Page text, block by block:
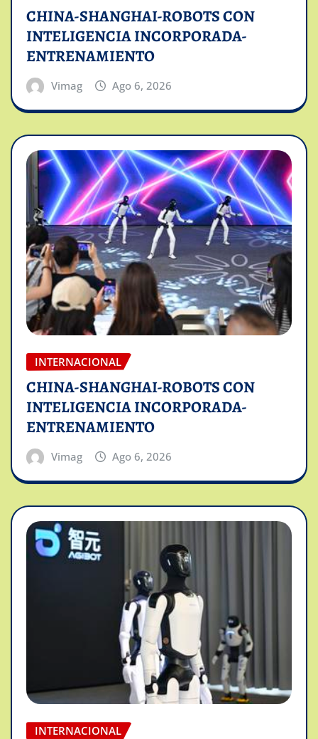
CHINA-SHANGHAI-ROBOTS CON
INTELIGENCIA INCORPORADA-
ENTRENAMIENTO
Vimag Ago 6, 2026
INTERNACIONAL
CHINA-SHANGHAI-ROBOTS CON
INTELIGENCIA INCORPORADA-
ENTRENAMIENTO
Vimag Ago 6, 2026
INTERNACIONAL